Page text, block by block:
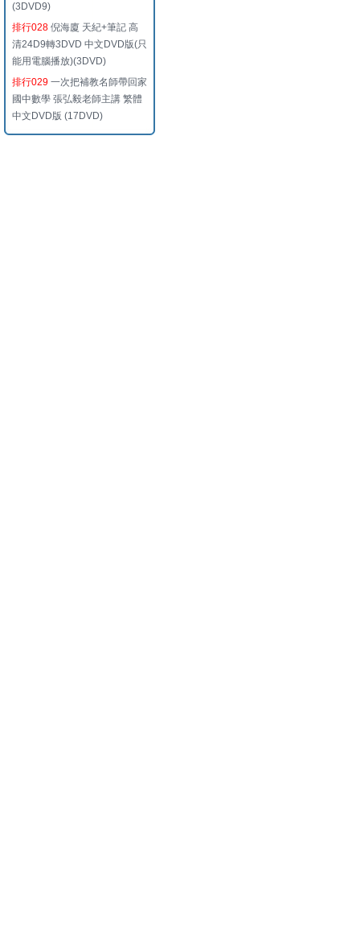
(3DVD9)
排行028 倪海廈 天紀+筆記 高
清24D9轉3DVD 中文DVD版(只
能用電腦播放)(3DVD)
排行029 一次把補教名師帶回家
國中數學 張弘毅老師主講 繁體
中文DVD版 (17DVD)